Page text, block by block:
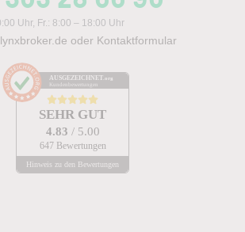
Uhr, Fr.: 8:00 – 18:00 Uhr
oder Kontaktformular
AUSGEZEICHNET .org
Kundenbewertungen
SEHR GUT
4.83 / 5.00
647 Bewertungen
Hinweis zu den Bewertungen